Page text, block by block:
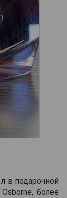
в подарочной
более